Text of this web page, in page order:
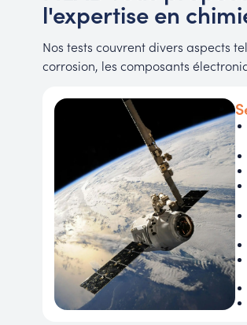
l'expertise en
Nos tests couvrent divers aspects
corrosion, les composants